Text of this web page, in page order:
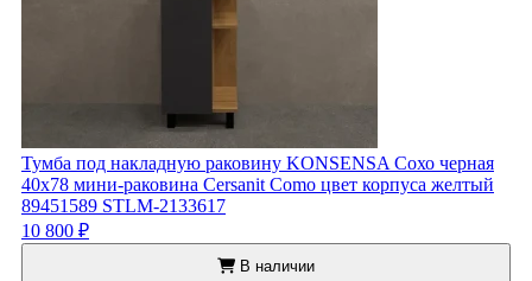
Тумба под накладную раковину KONSENSA Сохо черная
40x78 мини-раковина Cersanit Como цвет корпуса желтый
89451589 STLM-2133617
10 800 ₽
В наличии